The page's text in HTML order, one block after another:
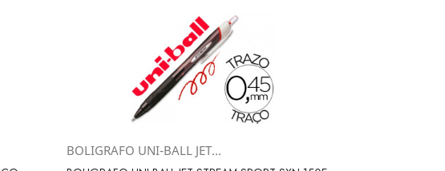
Vista rápida
BOLIGRAFO UNI-BALL JET...